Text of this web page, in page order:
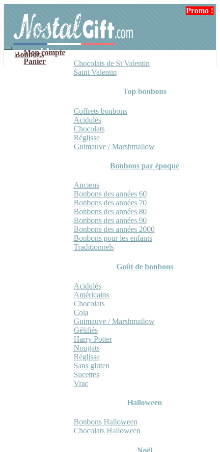
navigation
contenu
Mon compte
Panier
Bonbons
Chocolats de St Valentin
Saint Valentin
Top bonbons
Coffrets bonbons
Acidulés
Chocolats
Réglisse
Guimauve / Marshmallow
Bonbons par époque
Anciens
Bonbons des années 60
Bonbons des années 70
Bonbons des années 80
Bonbons des années 90
Bonbons des années 2000
Bonbons pour les enfants
Traditionnels
Goût de bonbons
Acidulés
Américains
Chocolats
Cola
Guimauve / Marshmallow
Gélifiés
Harry Potter
Nougats
Réglisse
Sans gluten
Sucettes
Vrac
Halloween
Bonbons Halloween
Chocolats Halloween
Noël
Promo !
Promo !
Promo !